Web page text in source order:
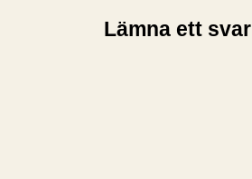
Lämna ett svar